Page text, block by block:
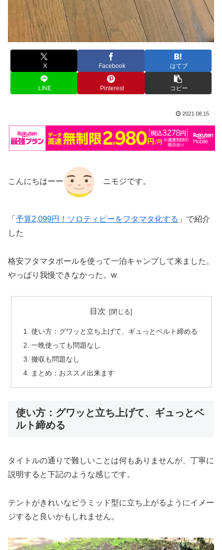
X Facebook はてブ
LINE Pinterest コピー
2021.08.15
こんにちはーー ニモジです。
「 予算2,099円！ソロティピーをフタマタ化する 」で紹介
した
格安フタマタポールを使って一泊キャンプして来ました。
やっぱり我慢できなかった。w
目次
使い方：グワッと立ち上げて、ギュっとベルト締める
一晩使っても問題なし
撤収も問題なし
まとめ：おススメ出来ます
使い方：グワッと立ち上げて、ギュっとベ
ルト締める
タイトルの通りで難しいことは何もありませんが、丁寧に
説明すると下記のような感じです。
テントがきれいなピラミッド型に立ち上がるようにイメー
ジすると良いかもしれません。